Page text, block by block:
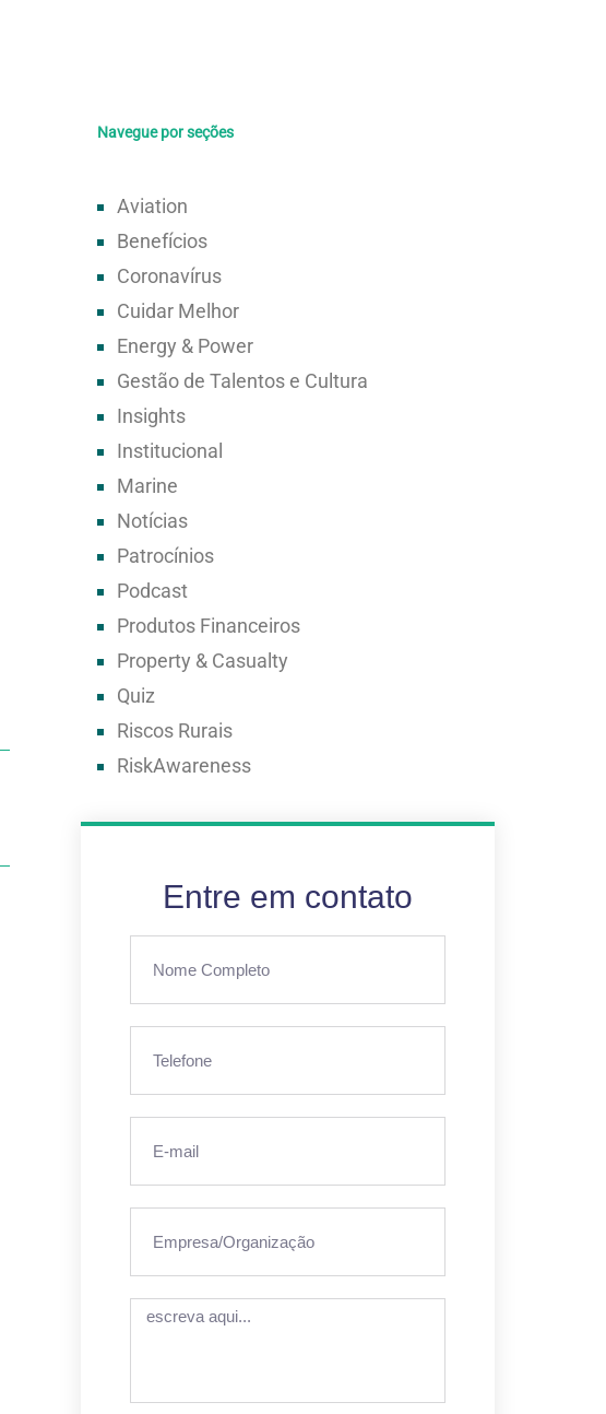
Navegue por seções
Aviation
Benefícios
Coronavírus
Cuidar Melhor
Energy & Power
Gestão de Talentos e Cultura
Insights
Institucional
Marine
Notícias
Patrocínios
Podcast
Produtos Financeiros
Property & Casualty
Quiz
Riscos Rurais
RiskAwareness
Entre em contato